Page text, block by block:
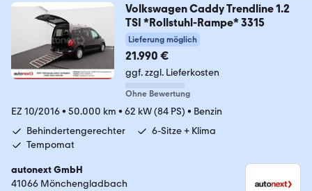
Volkswagen Caddy Trendline 1.2
TSI *Rollstuhl-Rampe* 3315
Lieferung möglich
21.990 €
ggf. zzgl. Lieferkosten
Ohne Bewertung
EZ 10/2016• 50.000 km • 62 kW (84 PS) • Benzin
Behindertengerechter
6-Sitze + Klima
Tempomat
autonext GmbH
41066 Mönchengladbach